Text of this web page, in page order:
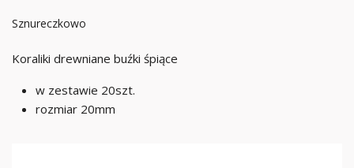
Sznureczkowo
Koraliki drewniane buźki śpiące
w zestawie 20szt.
rozmiar 20mm